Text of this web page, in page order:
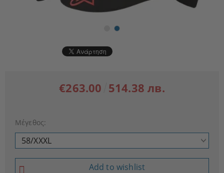
€263.00 514.38 лв.
Μέγεθος:
Add to wishlist